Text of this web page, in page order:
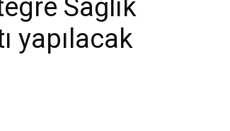
Sağlık
yapılacak